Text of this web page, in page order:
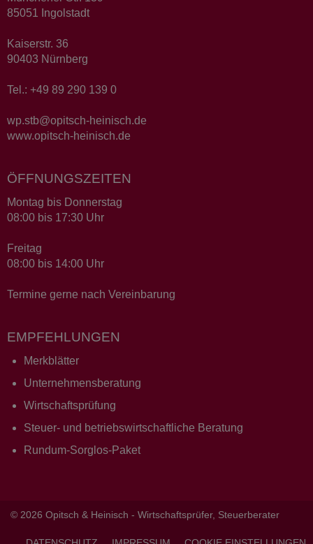
85051 Ingolstadt
Kaiserstr. 36
90403 Nürnberg
Tel.: +49 89 290 139 0
wp.stb@opitsch-heinisch.de
www.opitsch-heinisch.de
ÖFFNUNGSZEITEN
Montag bis Donnerstag
08:00 bis 17:30 Uhr
Freitag
08:00 bis 14:00 Uhr
Termine gerne nach Vereinbarung
EMPFEHLUNGEN
Merkblätter
Unternehmensberatung
Wirtschaftsprüfung
Steuer- und betriebswirtschaftliche Beratung
Rundum-Sorglos-Paket
© 2026 Opitsch & Heinisch - Wirtschaftsprüfer, Steuerberater